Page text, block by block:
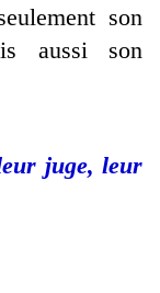
son
aussi son
juge, leur